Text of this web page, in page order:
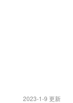
2023-1-9 更新